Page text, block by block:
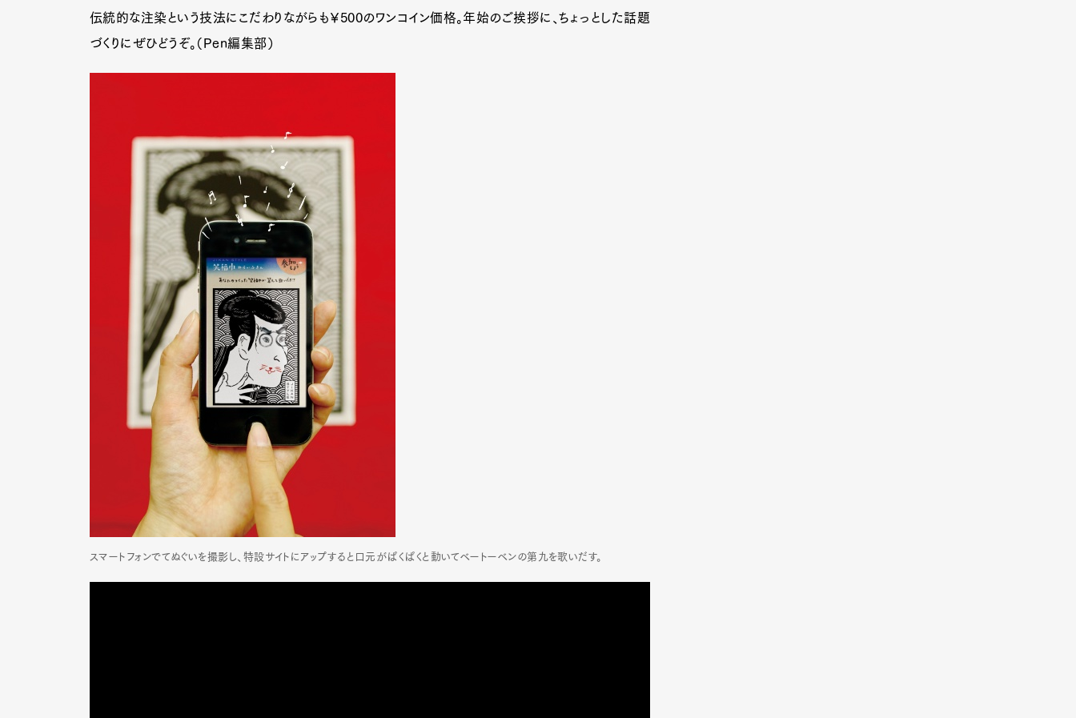
伝統的な注染という技法にこだわりながらも￥500のワンコイン価格。年始のご挨拶に、ちょっとした話題
づくりにぜひどうぞ。（Pen編集部）
スマートフォンでてぬぐいを撮影し、特設サイトにアップすると口元がぱくぱくと動いてベートーベンの第九を歌いだす。